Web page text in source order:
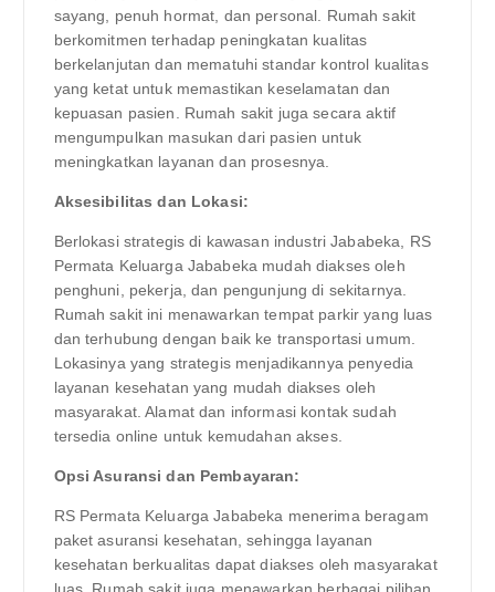
sayang, penuh hormat, dan personal. Rumah sakit
berkomitmen terhadap peningkatan kualitas
berkelanjutan dan mematuhi standar kontrol kualitas
yang ketat untuk memastikan keselamatan dan
kepuasan pasien. Rumah sakit juga secara aktif
mengumpulkan masukan dari pasien untuk
meningkatkan layanan dan prosesnya.
Aksesibilitas dan Lokasi:
Berlokasi strategis di kawasan industri Jababeka, RS
Permata Keluarga Jababeka mudah diakses oleh
penghuni, pekerja, dan pengunjung di sekitarnya.
Rumah sakit ini menawarkan tempat parkir yang luas
dan terhubung dengan baik ke transportasi umum.
Lokasinya yang strategis menjadikannya penyedia
layanan kesehatan yang mudah diakses oleh
masyarakat. Alamat dan informasi kontak sudah
tersedia online untuk kemudahan akses.
Opsi Asuransi dan Pembayaran:
RS Permata Keluarga Jababeka menerima beragam
paket asuransi kesehatan, sehingga layanan
kesehatan berkualitas dapat diakses oleh masyarakat